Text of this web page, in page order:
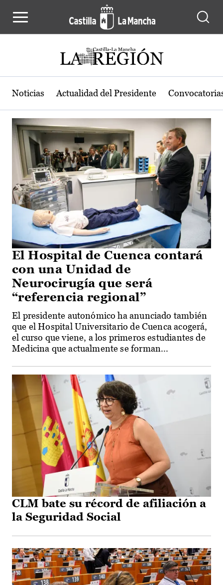
Actualidad de la región de Castilla-
Noticias Actualidad del Presidente
El Hospital de Cuenca contará
con una Unidad de
Neurocirugía que será
“referencia regional”
El presidente autonómico ha anunciado también
que el Hospital Universitario de Cuenca acogerá,
el curso que viene, a los primeros estudiantes de
Medicina que actualmente se forman...
CLM bate su récord de afiliación a
la Seguridad Social